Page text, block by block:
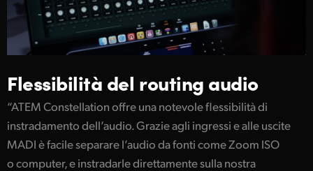
Flessibilità del routing audio
“ATEM Constellation offre una notevole flessibilità di
instradamento dell’audio. Grazie agli ingressi e alle uscite
MADI è facile separare l’audio da fonti come Zoom ISO
o computer, e instradarle direttamente sulla nostra